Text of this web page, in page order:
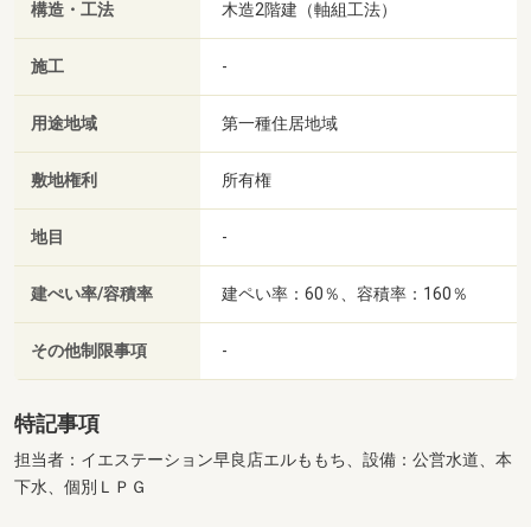
構造・工法 木造2階建（軸組工法）
施工 -
用途地域 第一種住居地域
敷地権利 所有権
地目 -
建ぺい率/容積率 建ペい率：60％、容積率：160％
その他制限事項 -
特記事項
担当者：イエステーション早良店エルももち、設備：公営水道、本
下水、個別ＬＰＧ